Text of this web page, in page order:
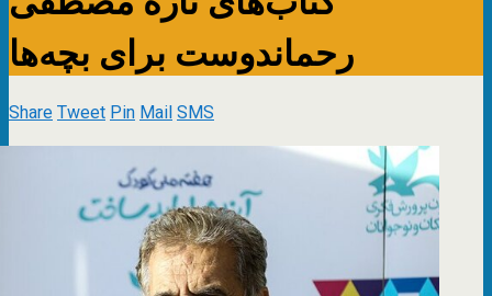
رحماندوست برای بچه‌ها
ShareTweetPinMailSMS